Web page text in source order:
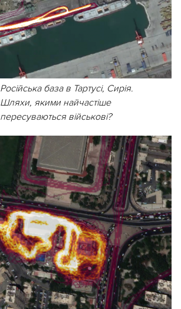
Російська база в Тартусі, Сирія.
Шляхи, якими найчастіше
пересуваються військові?